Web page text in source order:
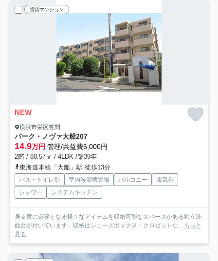
賃貸マンション
NEW
横浜市栄区笠間
パーク・ノヴァ大船207
14.9万円 管理/共益費6,000円
2階 / 80.57㎡ / 4LDK /築39年
東海道本線「大船」駅 徒歩13分
バス・トイレ別 室内洗濯機置場 バルコニー
電気有
シャワー
システムキッチン
身支度に必要となる様々なアイテムを収納可能なスペースがある独立洗
面台が付いています。収納はシューズボックス・クロゼットな... もっと
見る